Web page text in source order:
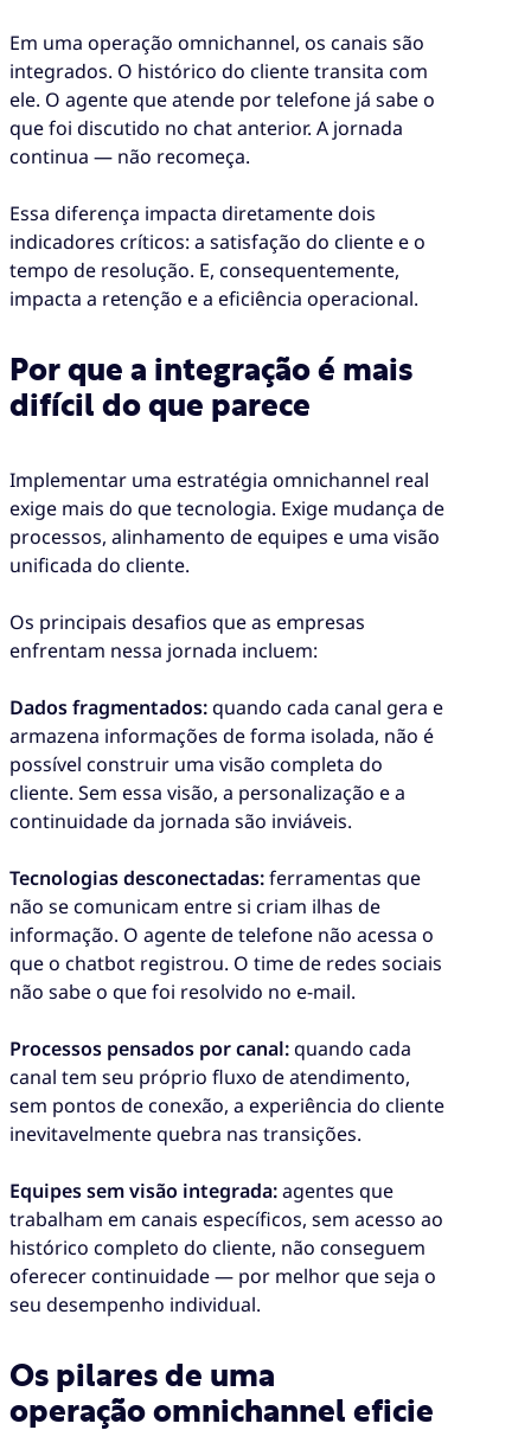
Em uma operação omnichannel, os canais são
integrados. O histórico do cliente transita com
ele. O agente que atende por telefone já sabe o
que foi discutido no chat anterior. A jornada
continua — não recomeça.
Essa diferença impacta diretamente dois
indicadores críticos: a satisfação do cliente e o
tempo de resolução. E, consequentemente,
impacta a retenção e a eficiência operacional.
Por que a integração é mais
difícil do que parece
Implementar uma estratégia omnichannel real
exige mais do que tecnologia. Exige mudança de
processos, alinhamento de equipes e uma visão
unificada do cliente.
Os principais desafios que as empresas
enfrentam nessa jornada incluem:
Dados fragmentados:quando cada canal gera e
armazena informações de forma isolada, não é
possível construir uma visão completa do
cliente. Sem essa visão, a personalização e a
continuidade da jornada são inviáveis.
Tecnologias desconectadas:ferramentas que
não se comunicam entre si criam ilhas de
informação. O agente de telefone não acessa o
que o chatbot registrou. O time de redes sociais
não sabe o que foi resolvido no e-mail.
Processos pensados por canal:quando cada
canal tem seu próprio fluxo de atendimento,
sem pontos de conexão, a experiência do cliente
inevitavelmente quebra nas transições.
Equipes sem visão integrada:agentes que
trabalham em canais específicos, sem acesso ao
histórico completo do cliente, não conseguem
oferecer continuidade — por melhor que seja o
seu desempenho individual.
Os pilares de uma
operação omnichannel eficie